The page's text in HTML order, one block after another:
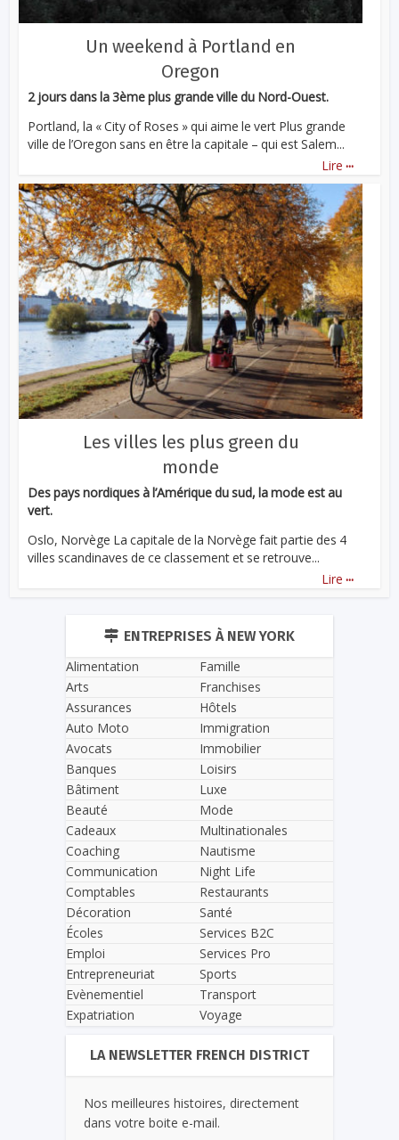
Un weekend à Portland en
Oregon
2 jours dans la 3ème plus grande ville du Nord-Ouest.
Portland, la « City of Roses » qui aime le vert Plus grande
ville de l’Oregon sans en être la capitale – qui est Salem...
Lire ...
Les villes les plus green du
monde
Des pays nordiques à l’Amérique du sud, la mode est au
vert.
Oslo, Norvège La capitale de la Norvège fait partie des 4
villes scandinaves de ce classement et se retrouve...
Lire ...
ENTREPRISES À NEW YORK
Alimentation
Arts
Assurances
Auto Moto
Avocats
Banques
Bâtiment
Beauté
Cadeaux
Coaching
Communication
Comptables
Décoration
Écoles
Emploi
Entrepreneuriat
Evènementiel
Expatriation
Famille
Franchises
Hôtels
Immigration
Immobilier
Loisirs
Luxe
Mode
Multinationales
Nautisme
Night Life
Restaurants
Santé
Services B2C
Services Pro
Sports
Transport
Voyage
LA NEWSLETTER FRENCH DISTRICT
Nos meilleures histoires, directement
dans votre boite e-mail.